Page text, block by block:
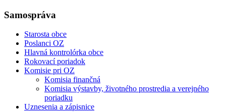
Samospráva
Starosta obce
Poslanci OZ
Hlavná kontrolórka obce
Rokovací poriadok
Komisie pri OZ
Komisia finančná
Komisia výstavby, životného prostredia a verejného
poriadku
Uznesenia a zápisnice